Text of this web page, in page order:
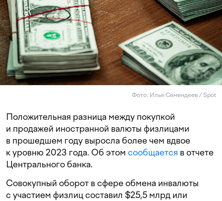
Фото: Илья Семендеев / Spot
Положительная разница между покупкой
и продажей иностранной валюты физлицами
в прошедшем году выросла более чем вдвое
к уровню 2023 года. Об этом сообщается в отчете
Центрального банка.
Совокупный оборот в сфере обмена инвалюты
с участием физлиц составил $25,5 млрд или